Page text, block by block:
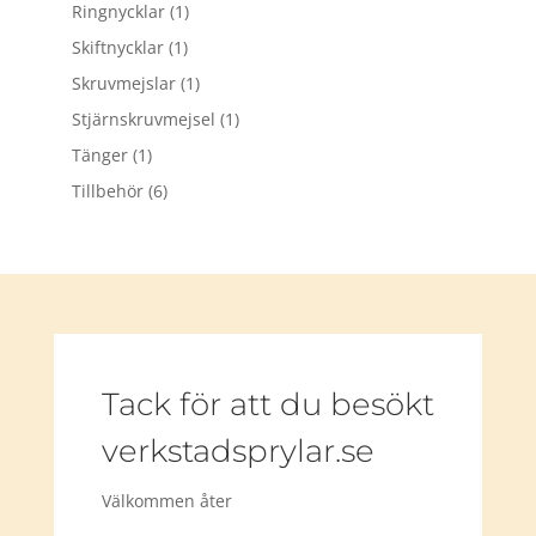
Ringnycklar (1)
Skiftnycklar (1)
Skruvmejslar (1)
Stjärnskruvmejsel (1)
Tänger (1)
Tillbehör (6)
Tack för att du besökt
verkstadsprylar.se
Välkommen åter